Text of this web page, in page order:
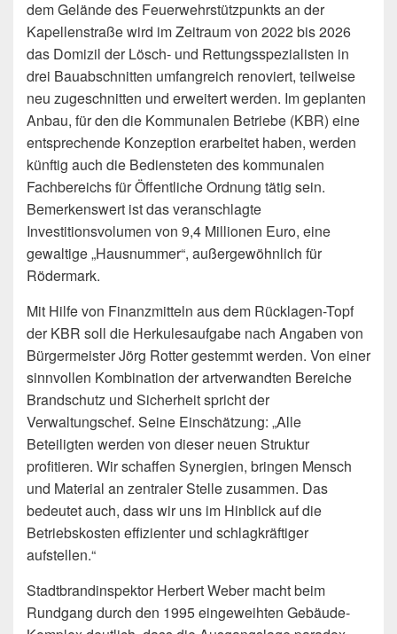
dem Gelände des Feuerwehrstützpunkts an der
Kapellenstraße wird im Zeitraum von 2022 bis 2026
das Domizil der Lösch- und Rettungsspezialisten in
drei Bauabschnitten umfangreich renoviert, teilweise
neu zugeschnitten und erweitert werden. Im geplanten
Anbau, für den die Kommunalen Betriebe (KBR) eine
entsprechende Konzeption erarbeitet haben, werden
künftig auch die Bediensteten des kommunalen
Fachbereichs für Öffentliche Ordnung tätig sein.
Bemerkenswert ist das veranschlagte
Investitionsvolumen von 9,4 Millionen Euro, eine
gewaltige „Hausnummer“, außergewöhnlich für
Rödermark.
Mit Hilfe von Finanzmitteln aus dem Rücklagen-Topf
der KBR soll die Herkulesaufgabe nach Angaben von
Bürgermeister Jörg Rotter gestemmt werden. Von einer
sinnvollen Kombination der artverwandten Bereiche
Brandschutz und Sicherheit spricht der
Verwaltungschef. Seine Einschätzung: „Alle
Beteiligten werden von dieser neuen Struktur
profitieren. Wir schaffen Synergien, bringen Mensch
und Material an zentraler Stelle zusammen. Das
bedeutet auch, dass wir uns im Hinblick auf die
Betriebskosten effizienter und schlagkräftiger
aufstellen.“
Stadtbrandinspektor Herbert Weber macht beim
Rundgang durch den 1995 eingeweihten Gebäude-